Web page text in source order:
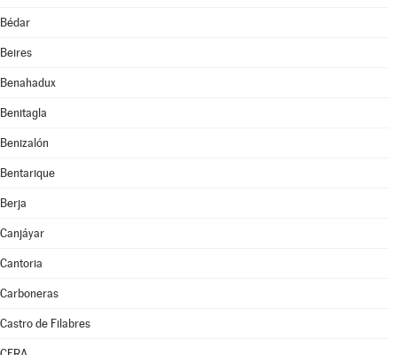
Bédar
Beires
Benahadux
Benitagla
Benizalón
Bentarique
Berja
Canjáyar
Cantoria
Carboneras
Castro de Filabres